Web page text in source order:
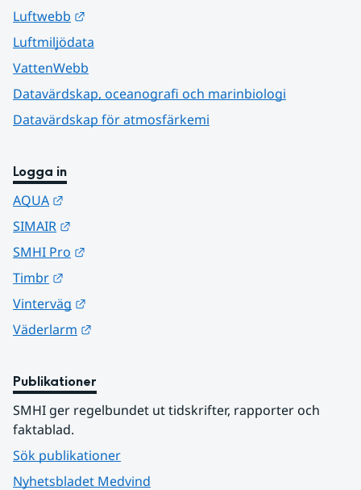
Luftwebb
Luftmiljödata
VattenWebb
Datavärdskap, oceanografi och marinbiologi
Datavärdskap för atmosfärkemi
Logga in
AQUA
SIMAIR
SMHI Pro
Timbr
Vinterväg
Väderlarm
Publikationer
SMHI ger regelbundet ut tidskrifter, rapporter och
faktablad.
Sök publikationer
Nyhetsbladet Medvind